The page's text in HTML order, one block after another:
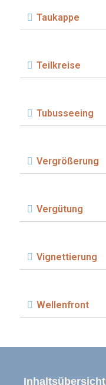
Taukappe
Teilkreise
Tubusseeing
Vergrößerung
Vergütung
Vignettierung
Wellenfront
Inhaltsübersicht